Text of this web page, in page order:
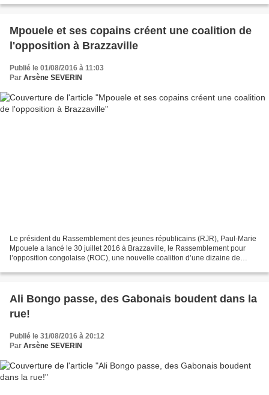
Mpouele et ses copains créent une coalition de
l'opposition à Brazzaville
Publié le 01/08/2016 à 11:03
Par Arsène SEVERIN
Le président du Rassemblement des jeunes républicains (RJR), Paul-Marie
Mpouele a lancé le 30 juillet 2016 à Brazzaville, le Rassemblement pour
l’opposition congolaise (ROC), une nouvelle coalition d’une dizaine de
Ali Bongo passe, des Gabonais boudent dans la
rue!
Publié le 31/08/2016 à 20:12
Par Arsène SEVERIN